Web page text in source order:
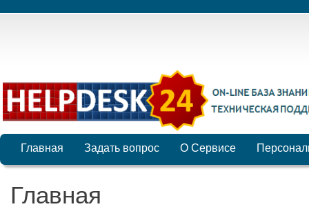
Главная Задать вопрос О Сервисе
Главная